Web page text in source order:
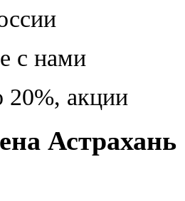
с нами
20%, акции